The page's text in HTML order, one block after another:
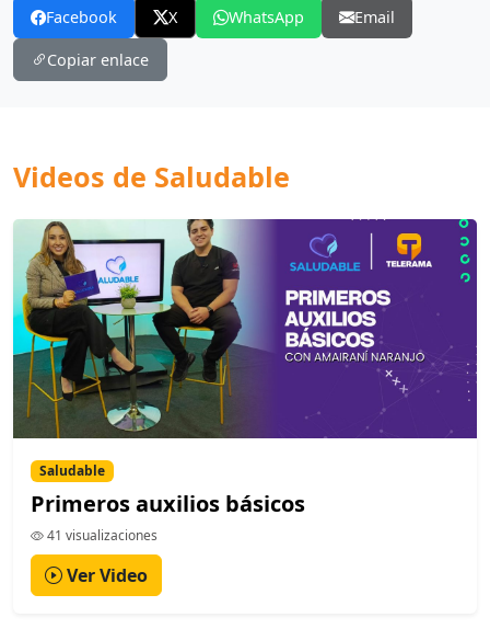
Facebook X WhatsApp Email
Copiar enlace
Videos de Saludable
Saludable
Primeros auxilios básicos
41 visualizaciones
Ver Video